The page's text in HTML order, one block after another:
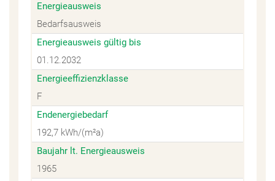
Energieausweis
Bedarfsausweis
Energieausweis gültig bis
01.12.2032
Energieeffizienzklasse
F
Endenergiebedarf
192,7 kWh/(m²a)
Baujahr lt. Energieausweis
1965